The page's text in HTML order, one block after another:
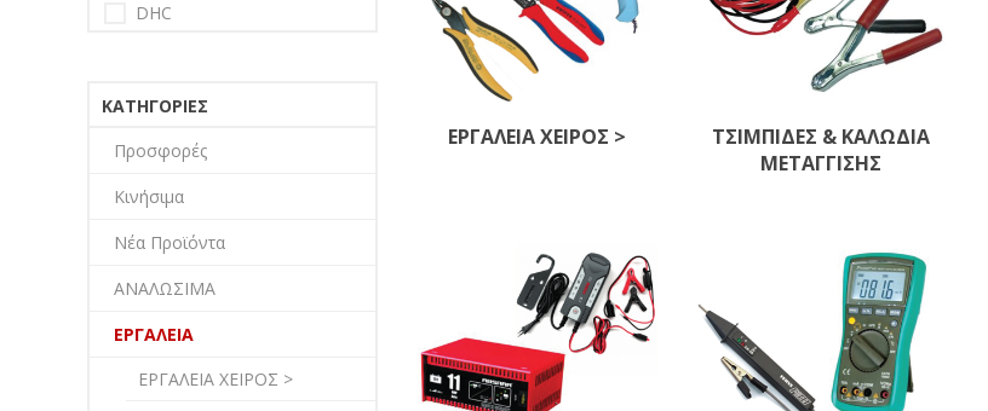
ΕΡΓΑΛΕΙΑ ΧΕΙΡΟΣ >
ΤΣΙΜΠΙΔΕΣ & ΚΑΛΩΔΙΑ
ΜΕΤΑΓΓΙΣΗΣ
DHC
ΚΑΤΗΓΟΡΊΕΣ
Προσφορές
Κινήσιμα
Νέα Προϊόντα
ΑΝΑΛΩΣΙΜΑ
ΕΡΓΑΛΕΙΑ
ΕΡΓΑΛΕΙΑ ΧΕΙΡΟΣ >